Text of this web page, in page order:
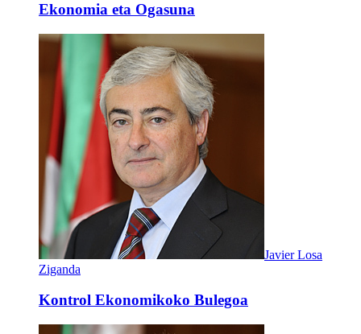
Ekonomia eta Ogasuna
Javier Losa
Ziganda
Kontrol Ekonomikoko Bulegoa